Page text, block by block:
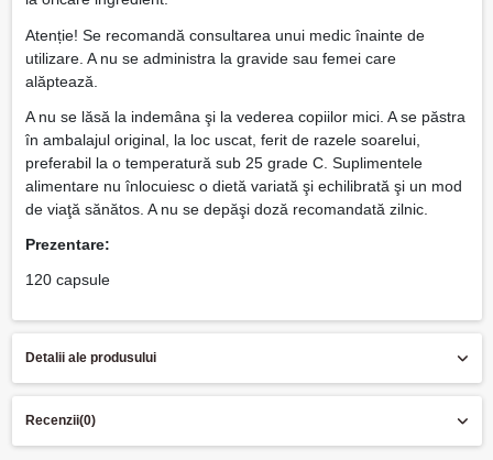
Atenție! Se recomandă consultarea unui medic înainte de
utilizare. A nu se administra la gravide sau femei care
alăptează.
A nu se lăsă la indemâna şi la vederea copiilor mici. A se păstra
în ambalajul original, la loc uscat, ferit de razele soarelui,
preferabil la o temperatură sub 25 grade C. Suplimentele
alimentare nu înlocuiesc o dietă variată şi echilibrată şi un mod
de viaţă sănătos. A nu se depăşi doză recomandată zilnic.
Prezentare:
120 capsule
Detalii ale produsului
Recenzii(0)